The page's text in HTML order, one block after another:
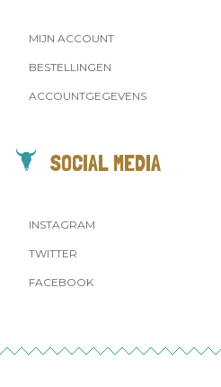
MIJN ACCOUNT
BESTELLINGEN
ACCOUNTGEGEVENS
SOCIAL MEDIA
INSTAGRAM
TWITTER
FACEBOOK